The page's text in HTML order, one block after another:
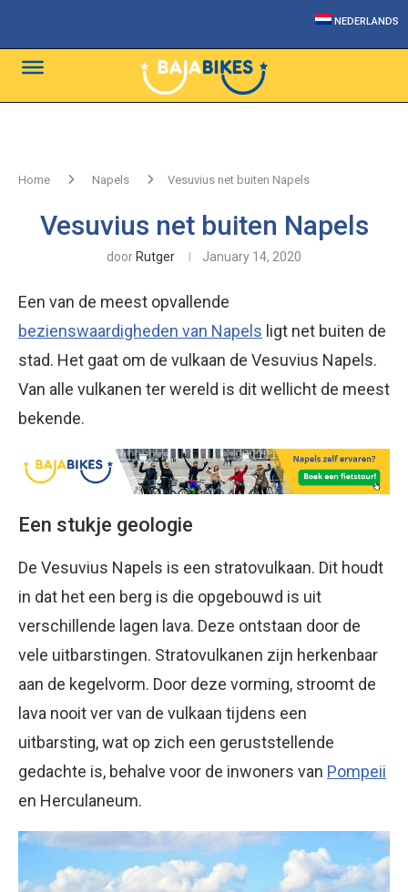
NEDERLANDS
Home Napels Vesuvius net buiten Napels
Vesuvius net buiten Napels
door Rutger January 14, 2020
Een van de meest opvallende
bezienswaardigheden van Napels ligt net buiten de
stad. Het gaat om de vulkaan de Vesuvius Napels.
Van alle vulkanen ter wereld is dit wellicht de meest
bekende.
Een stukje geologie
De Vesuvius Napels is een stratovulkaan. Dit houdt
in dat het een berg is die opgebouwd is uit
verschillende lagen lava. Deze ontstaan door de
vele uitbarstingen. Stratovulkanen zijn herkenbaar
aan de kegelvorm. Door deze vorming, stroomt de
lava nooit ver van de vulkaan tijdens een
uitbarsting, wat op zich een geruststellende
gedachte is, behalve voor de inwoners van Pompeii
en Herculaneum.